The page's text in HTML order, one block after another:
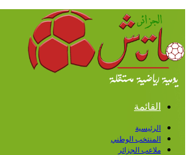
القائمة
الرئيسية
المنتخب الوطني
ملاعب الجزائر